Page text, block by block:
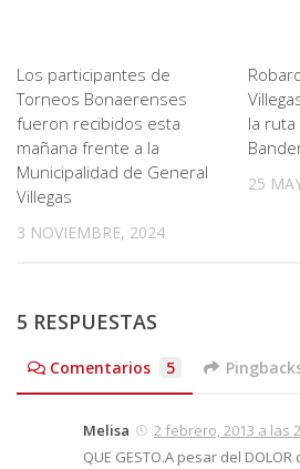
Los participantes de
Torneos Bonaerenses
fueron recibidos esta
mañana frente a la
Municipalidad de General
Villegas
3 NOVIEMBRE, 2024
la
25
5 RESPUESTAS
Comentarios 5
Melisa
2 febrero, 2013 a las
QUE GESTO.A pesar del DOLOR